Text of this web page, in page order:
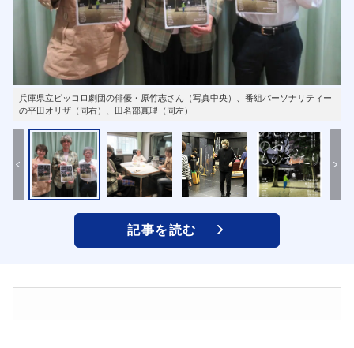
兵庫県立ピッコロ劇団の俳優・原竹志さん（写真中央）、番組パーソナリティー
の平田オリザ（同右）、田名部真理（同左）
記事を読む